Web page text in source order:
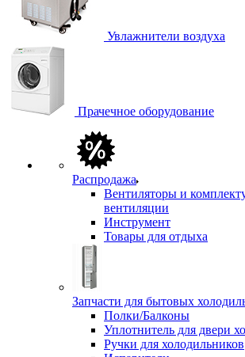
Увлажнители воздуха
Прачечное оборудование
Распродажа
Вентиляторы и
вентиляции
Инструмент
Товары для отдыха
Запчасти для бытовых
Полки/Балконы
Уплотнитель для двери
Ручки для холодильников